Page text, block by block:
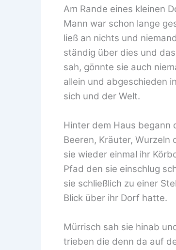
Am Rande eines kleinen
Mann war schon lange
ließ an nichts und
ständig über dies und
sah, gönnte sie auch
allein und abgeschieden
sich und der Welt.
Hinter dem Haus begann
Beeren, Kräuter, Wurzeln
sie wieder einmal ihr
Pfad den sie einschlug
sie schließlich zu einer
Blick über ihr Dorf hatte.
Mürrisch sah sie hinab
trieben die denn da auf